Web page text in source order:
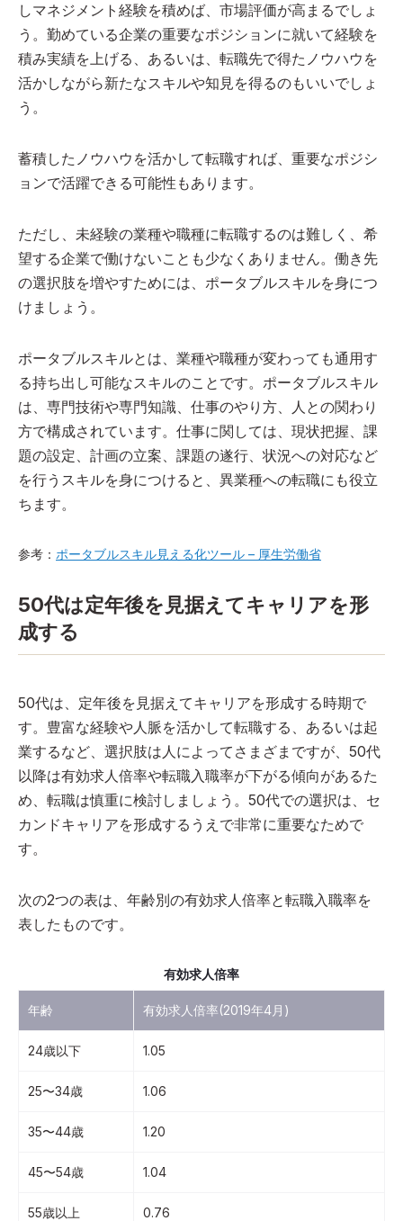
しマネジメント経験を積めば、市場評価が高まるでしょ
う。勤めている企業の重要なポジションに就いて経験を
積み実績を上げる、あるいは、転職先で得たノウハウを
活かしながら新たなスキルや知見を得るのもいいでしょ
う。
蓄積したノウハウを活かして転職すれば、重要なポジシ
ョンで活躍できる可能性もあります。
ただし、未経験の業種や職種に転職するのは難しく、希
望する企業で働けないことも少なくありません。働き先
の選択肢を増やすためには、ポータブルスキルを身につ
けましょう。
ポータブルスキルとは、業種や職種が変わっても通用す
る持ち出し可能なスキルのことです。ポータブルスキル
は、専門技術や専門知識、仕事のやり方、人との関わり
方で構成されています。仕事に関しては、現状把握、課
題の設定、計画の立案、課題の遂行、状況への対応など
を行うスキルを身につけると、異業種への転職にも役立
ちます。
参考： ポータブルスキル見える化ツール – 厚生労働省
50代は定年後を見据えてキャリアを形
成する
50代は、定年後を見据えてキャリアを形成する時期で
す。豊富な経験や人脈を活かして転職する、あるいは起
業するなど、選択肢は人によってさまざまですが、50代
以降は有効求人倍率や転職入職率が下がる傾向があるた
め、転職は慎重に検討しましょう。50代での選択は、セ
カンドキャリアを形成するうえで非常に重要なためで
す。
次の2つの表は、年齢別の有効求人倍率と転職入職率を
表したものです。
有効求人倍率
年齢 有効求人倍率(2019年4月)
24歳以下 1.05
25〜34歳 1.06
35〜44歳 1.20
45〜54歳 1.04
55歳以上 0.76